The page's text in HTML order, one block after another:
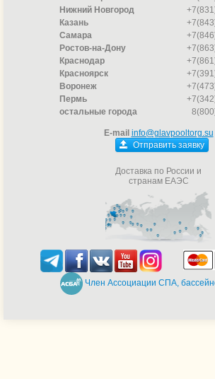
Нижний Новгород
Казань
Самара
Ростов-на-Дону
Краснодар
Красноярск
Воронеж
Пермь
остальные города
E-mail info@glavpooltorg.su
Отправить заявку
Доставка по России и
странам ЕАЭС
Член Ассоциации СПА,